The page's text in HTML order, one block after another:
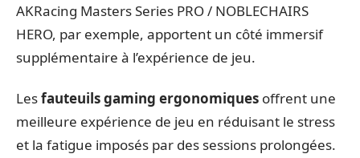
AKRacing Masters Series PRO / NOBLECHAIRS
HERO, par exemple, apportent un côté immersif
supplémentaire à l’expérience de jeu.
Lesfauteuils gaming ergonomiques offrent une
meilleure expérience de jeu en réduisant le stress
et la fatigue imposés par des sessions prolongées.